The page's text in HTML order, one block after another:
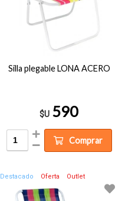
Silla plegable LONA ACERO
$U 590
Comprar
Destacado Oferta Outlet